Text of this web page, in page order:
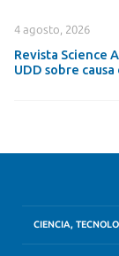
4 agosto, 2026
Revista Science
UDD sobre
CIENCIA,